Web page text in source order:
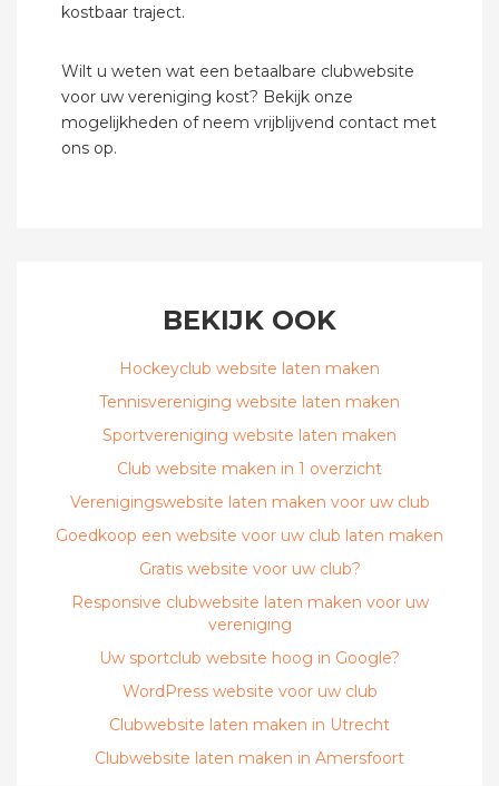
kostbaar traject.
Wilt u weten wat een betaalbare clubwebsite
voor uw vereniging kost? Bekijk onze
mogelijkheden of neem vrijblijvend contact met
ons op.
BEKIJK OOK
Hockeyclub website laten maken
Tennisvereniging website laten maken
Sportvereniging website laten maken
Club website maken in 1 overzicht
Verenigingswebsite laten maken voor uw club
Goedkoop een website voor uw club laten maken
Gratis website voor uw club?
Responsive clubwebsite laten maken voor uw
vereniging
Uw sportclub website hoog in Google?
WordPress website voor uw club
Clubwebsite laten maken in Utrecht
Clubwebsite laten maken in Amersfoort